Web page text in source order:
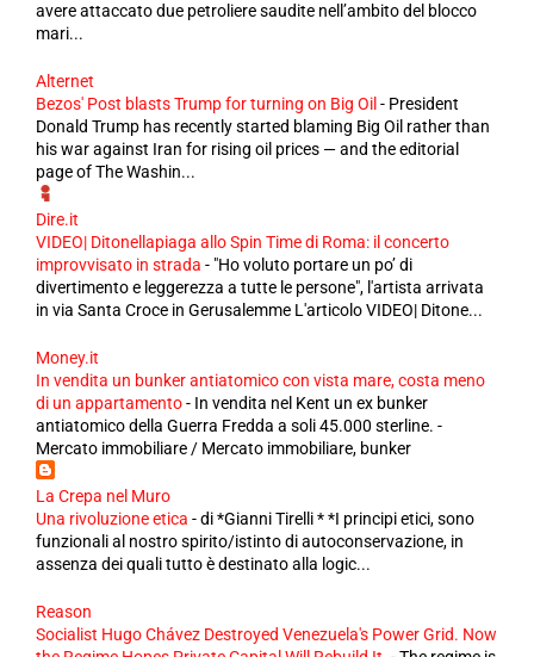
avere attaccato due petroliere saudite nell’ambito del blocco
mari...
Alternet
Bezos' Post blasts Trump for turning on Big Oil - President
Donald Trump has recently started blaming Big Oil rather than
his war against Iran for rising oil prices — and the editorial
page of The Washin...
Dire.it
VIDEO| Ditonellapiaga allo Spin Time di Roma: il concerto
improvvisato in strada - "Ho voluto portare un po’ di
divertimento e leggerezza a tutte le persone", l'artista arrivata
in via Santa Croce in Gerusalemme L'articolo VIDEO| Ditone...
Money.it
In vendita un bunker antiatomico con vista mare, costa meno
di un appartamento- In vendita nel Kent un ex bunker
antiatomico della Guerra Fredda a soli 45.000 sterline. -
Mercato immobiliare / Mercato immobiliare, bunker
La Crepa nel Muro
Una rivoluzione etica -di *Gianni Tirelli * *I principi etici, sono
funzionali al nostro spirito/istinto di autoconservazione, in
assenza dei quali tutto è destinato alla logic...
Reason
Socialist Hugo Chávez Destroyed Venezuela's Power Grid. Now